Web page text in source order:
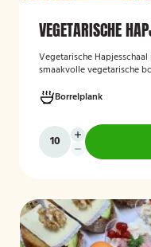
VEGETARISCHE
Vegetarische Hapjesschaal
smaakvolle vegetarische
een gevarieerde selectie
klaar zijn om te serveren
volledig vegetarisch eten.
Borrelplank